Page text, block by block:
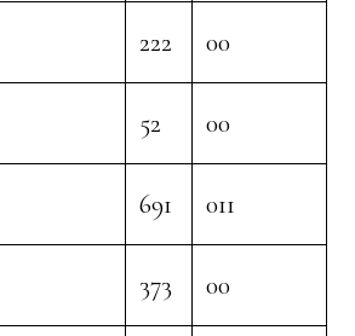
222 00
52 00
691 011
373 00